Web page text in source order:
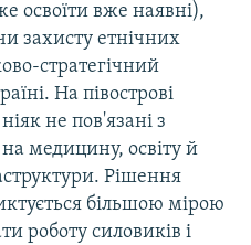
освоїти вже наявні),
захисту етнічних
стратегічний
На півострові
не пов'язані з
медицину, освіту й
Рішення
більшою мірою
роботу силовиків і